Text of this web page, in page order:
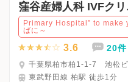
窪谷産婦人科 IVFク
Primary Hospital” to make
ばに～
3.6 20件
千葉県柏市柏1-1-7 池松
東武野田線 柏駅 徒歩1分